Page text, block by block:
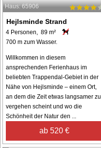
Haus: 65906
Hejlsminde Strand
4 Personen, 89 m²
700 m zum Wasser.
Willkommen in diesem
ansprechenden Ferienhaus im
beliebten Trappendal-Gebiet in der
Nähe von Hejlsminde – einem Ort,
an dem die Zeit etwas langsamer zu
vergehen scheint und wo die
Schönheit der Natur den ...
ab 520 €